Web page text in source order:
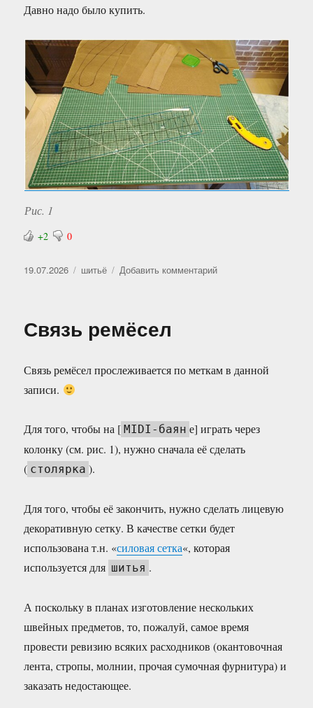
Давно надо было купить.
Рис. 1
+2 0
Опубликовано
19.07.2026 Рубрики
шитьё Добавить комментарийк
роскошь
Связь ремёсел
Связь ремёсел прослеживается по меткам в данной
записи.
Для того, чтобы на [ MIDI-баян е] играть через
колонку (см. рис. 1), нужно сначала её сделать
( столярка ).
Для того, чтобы её закончить, нужно сделать лицевую
декоративную сетку. В качестве сетки будет
использована т.н. «силовая сетка«, которая
используется для шитья .
А поскольку в планах изготовление нескольких
швейных предметов, то, пожалуй, самое время
провести ревизию всяких расходников (окантовочная
лента, стропы, молнии, прочая сумочная фурнитура) и
заказать недостающее.